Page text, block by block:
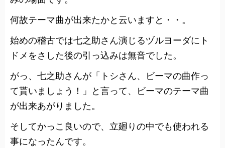
何故テーマ曲が出来たかと云いますと・・。
始めの稽古では七之助さん演じるヅルヨーダにト
ドメをさした後の引っ込みは無音でした。
がっ、七之助さんが「トシさん、ビーマの曲作っ
て貰いましょう！」と言って、ビーマのテーマ曲
が出来あがりました。
そしてかっこ良いので、立廻りの中でも使われる
事になったんです。